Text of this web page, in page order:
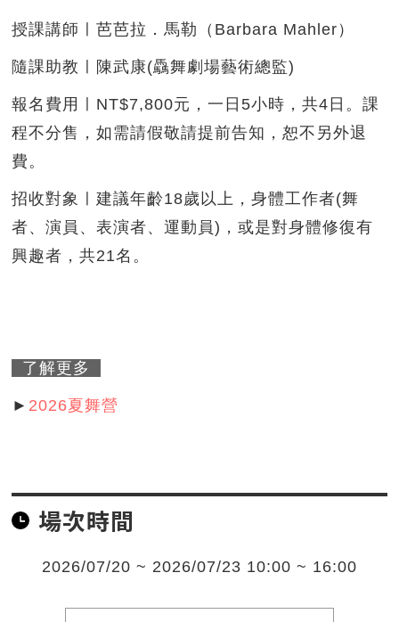
授課講師ㅣ芭芭拉．馬勒（Barbara Mahler）
隨課助教ㅣ陳武康(驫舞劇場藝術總監)
報名費用ㅣNT$7,800元，一日5小時，共4日。課
程不分售，如需請假敬請提前告知，恕不另外退
費。
招收對象ㅣ建議年齡18歲以上，身體工作者(舞
者、演員、表演者、運動員)，或是對身體修復有
興趣者，共21名。
了解更多
► 2026夏舞營
場次時間
2026/07/20 ~ 2026/07/23 10:00 ~ 16:00